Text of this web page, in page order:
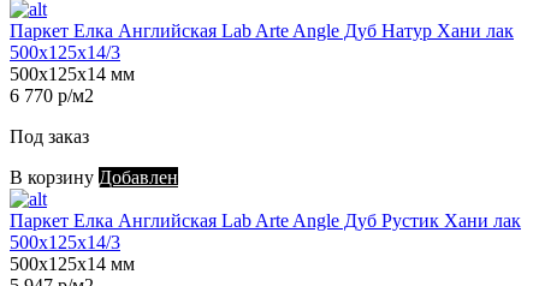
Паркет Елка Английская Lab Arte Angle Дуб Натур Хани лак
500х125х14/3
500х125х14 мм
6 770 р/м2
Под заказ
В корзину Добавлен
Паркет Елка Английская Lab Arte Angle Дуб Рустик Хани лак
500х125х14/3
500х125х14 мм